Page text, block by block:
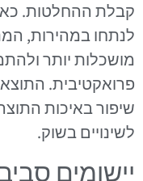
קבלת ההחלטות.
לנתחו במהירות,
מושכלות יותר
פרואקטיבית.
שיפור באיכות
לשינויים בשוק.
יישומים